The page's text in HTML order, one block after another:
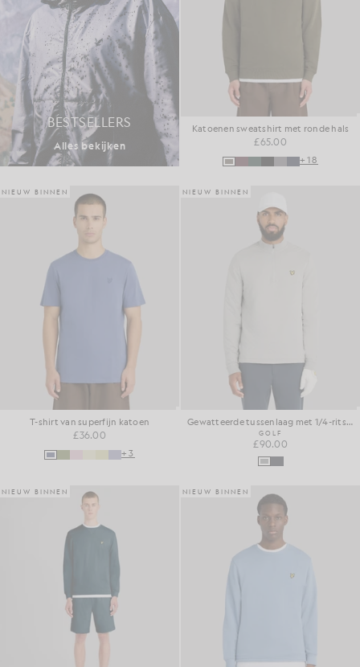
BESTSELLERS
Alles bekijken
Katoenen sweatshirt met ronde hals
£65.00
+18
NIEUW BINNEN
T-shirt van superfijn katoen
£36.00
+3
NIEUW BINNEN
Gewatteerde tussenlaag met 1/4-ritssluiting
GOLF
£90.00
NIEUW BINNEN NIEUW BINNEN